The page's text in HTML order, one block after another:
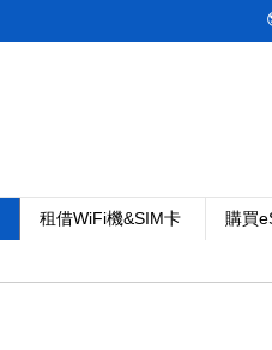
租借WiFi機&SIM卡 購買